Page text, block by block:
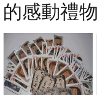
的感動禮